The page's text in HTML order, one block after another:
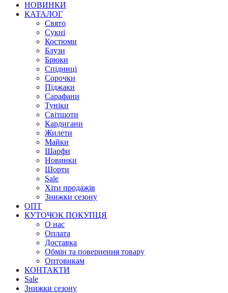
НОВИНКИ
КАТАЛОГ
Свято
Сукні
Костюми
Блузи
Брюки
Спідниці
Сорочки
Піджаки
Сарафани
Туніки
Світшоти
Кардигани
Жилети
Майки
Шарфи
Новинки
Шорти
Sale
Хіти продажів
Знижки сезону
ОПТ
КУТОЧОК ПОКУПЦЯ
О нас
Оплата
Доставка
Обмін та повернення товару
Оптовикам
КОНТАКТИ
Sale
Знижки сезону